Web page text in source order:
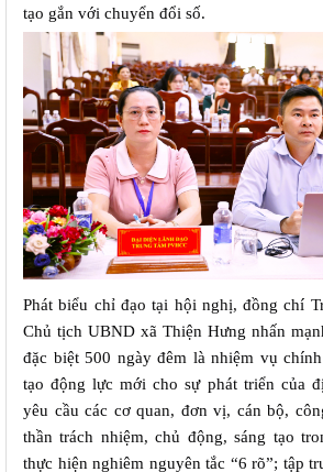
tạo gắn với chuyển đổi số.
Phát biểu chỉ đạo tại hội nghị, đồng chí
Chủ tịch UBND xã Thiện Hưng nhấn
đặc biệt 500 ngày đêm là nhiệm vụ
tạo động lực mới cho sự phát triển của
yêu cầu các cơ quan, đơn vị, cán bộ,
thần trách nhiệm, chủ động, sáng tạo
thực hiện nghiêm nguyên tắc “6 rõ”; tập